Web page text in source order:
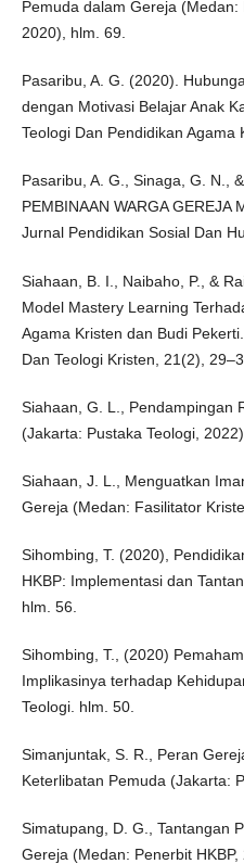
Pemuda dalam Gereja
2020), hlm. 69.
Pasaribu, A. G. (2020).
dengan Motivasi Belajar Anak
Teologi Dan Pendidikan Agama
Pasaribu, A. G., Sinaga, G. N.,
PEMBINAAN WARGA GEREJA
Jurnal Pendidikan Sosial Dan
Siahaan, B. I., Naibaho, P., &
Model Mastery Learning
Agama Kristen dan Budi
Dan Teologi Kristen, 21(2),
Siahaan, G. L., Pendampingan
(Jakarta: Pustaka Teologi,
Siahaan, J. L., Menguatkan
Gereja (Medan: Fasilitator
Sihombing, T. (2020),
HKBP: Implementasi dan
hlm. 56.
Sihombing, T., (2020)
Implikasinya terhadap
Teologi. hlm. 50.
Simanjuntak, S. R., Peran
Keterlibatan Pemuda (Jakarta:
Simatupang, D. G., Tantangan
Gereja (Medan: Penerbit HKBP,